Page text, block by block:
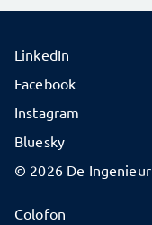
© 2026 De Ingenieur
Colofon
LinkedIn
Facebook
Instagram
Bluesky